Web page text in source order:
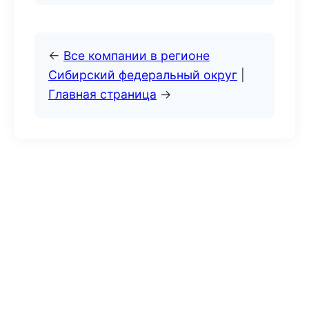
← Все компании в регионе
Сибирский федеральный округ
Главная страница →